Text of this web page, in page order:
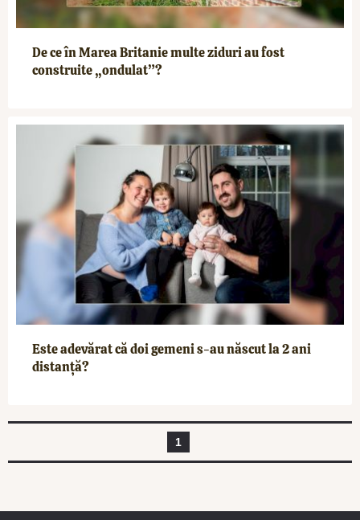
De ce în Marea Britanie multe ziduri au fost
construite „ondulat”?
Este adevărat că doi gemeni s-au născut la 2 ani
distanță?
1